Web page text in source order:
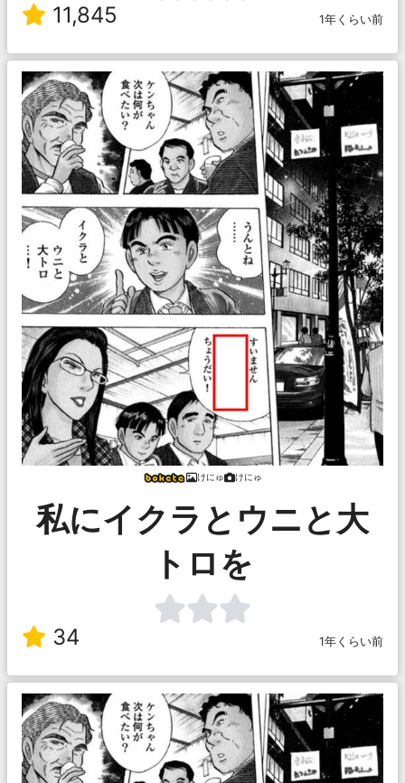
11,845 1年くらい前
けにゅ けにゅ
私にイクラとウニと大
トロを
34 1年くらい前